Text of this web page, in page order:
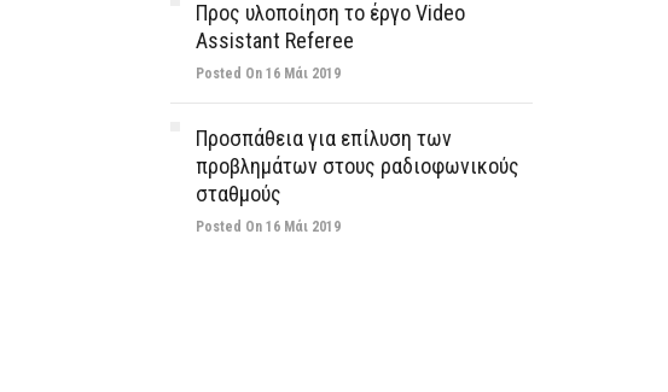
Προς υλοποίηση το έργο Video
Assistant Referee
Posted On 16 Μάι 2019
Προσπάθεια για επίλυση των
προβλημάτων στους ραδιοφωνικούς
σταθμούς
Posted On 16 Μάι 2019